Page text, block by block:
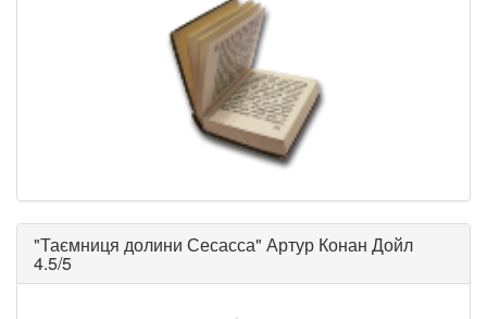
"Таємниця долини Сесасса" Артур Конан Дойл
4.5/5